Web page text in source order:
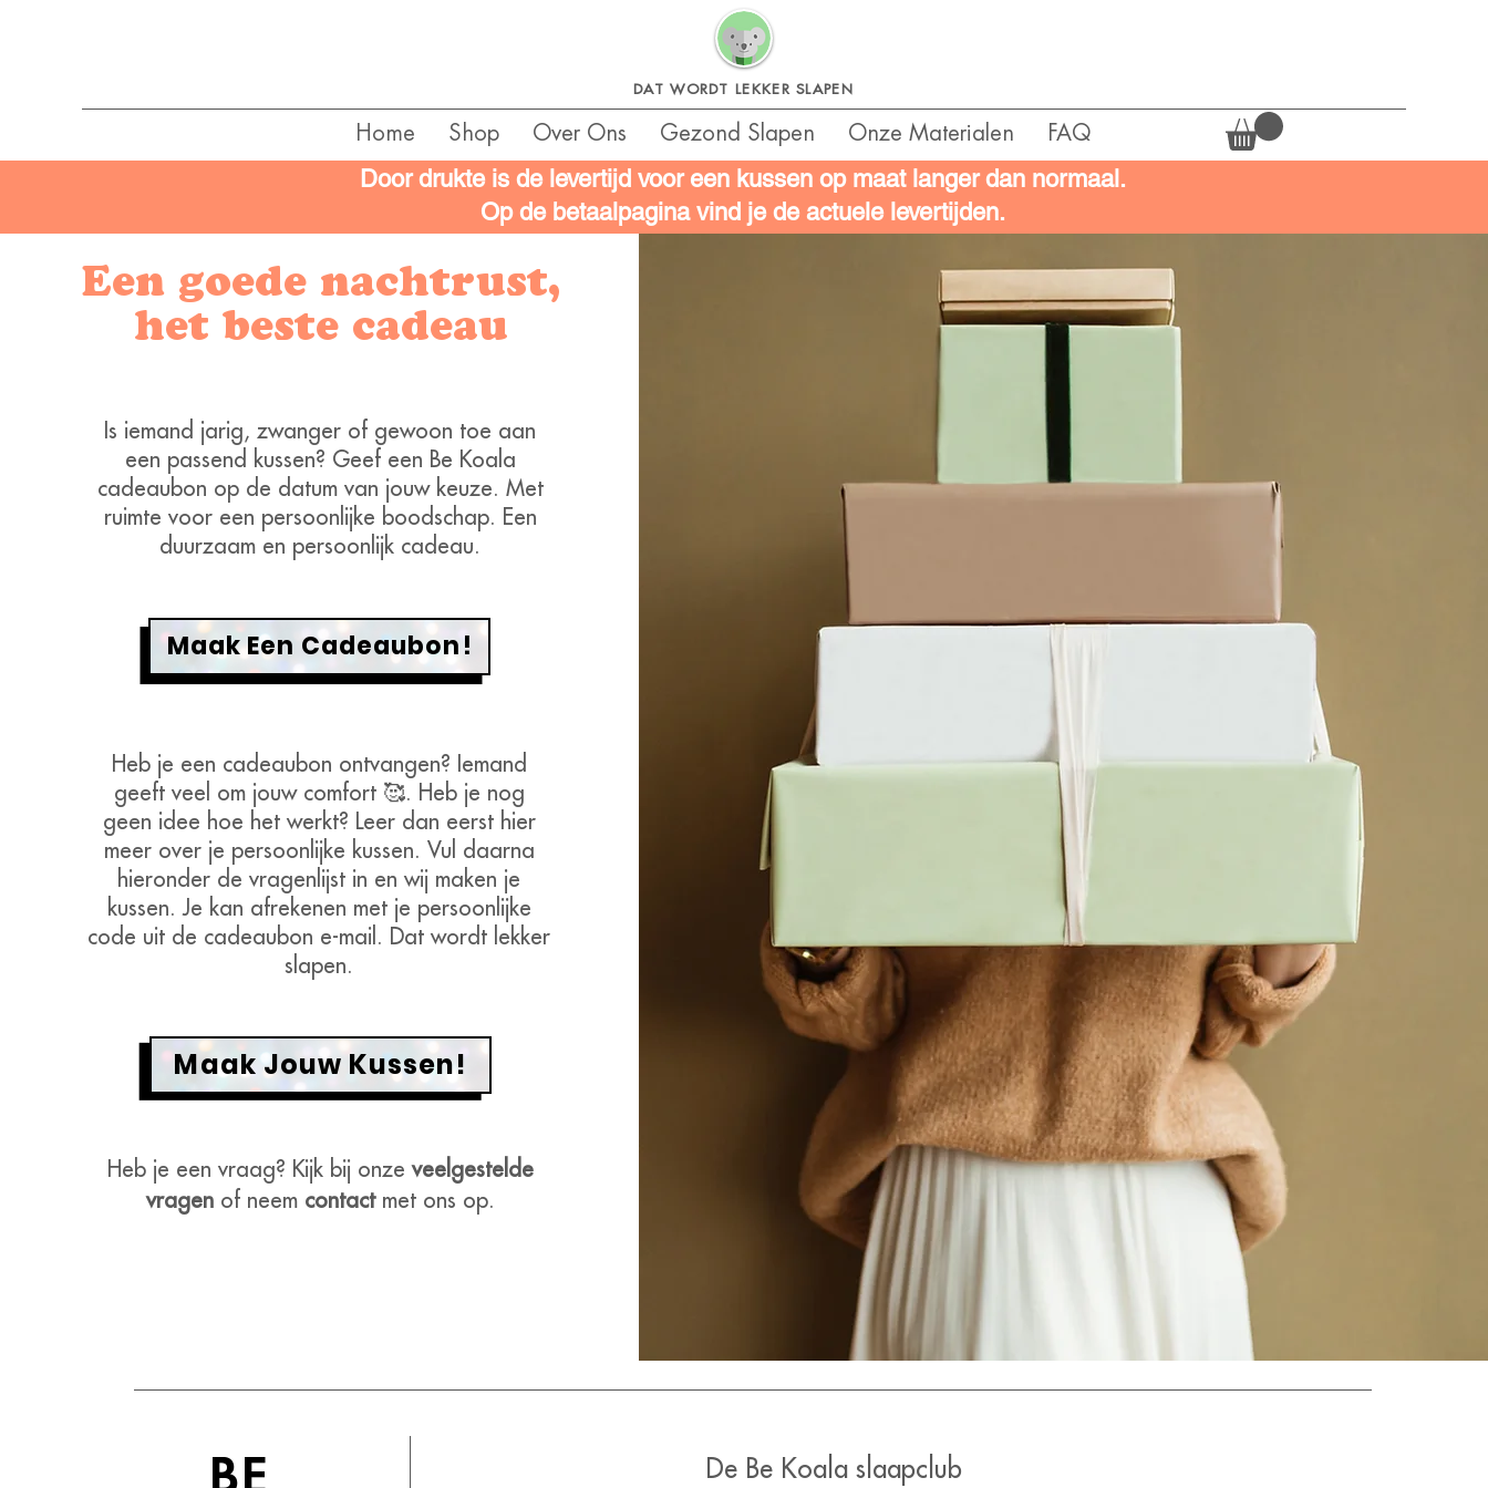
DAT WORDT LEKKER SLAPEN
Home Shop Over Ons Gezond Slapen Onze Materialen FAQ
Een goede nachtrust,
het beste cadeau
Is iemand jarig, zwanger of gewoon toe aan
een passend kussen? Geef een Be Koala
cadeaubon op de datum van jouw keuze. Met
ruimte voor een persoonlijke boodschap. Een
duurzaam en persoonlijk cadeau.
Maak Een Cadeaubon!
Heb je een cadeaubon ontvangen? Iemand
geeft veel om jouw comfort 🥰. Heb je nog
geen idee hoe het werkt? Leer dan eerst hier
meer over je persoonlijke kussen. Vul daarna
hieronder de vragenlijst in en wij maken je
kussen. Je kan afrekenen met je persoonlijke
code uit de cadeaubon e-mail. Dat wordt lekker
slapen.
Maak Jouw Kussen!
Heb je een vraag? Kijk bij onzeveelgestelde
vragenof neem contact met ons op.
Door drukte is de levertijd voor een kussen op maat langer dan normaal.
Op de betaalpagina vind je de actuele levertijden.
De Be Koala slaapclub